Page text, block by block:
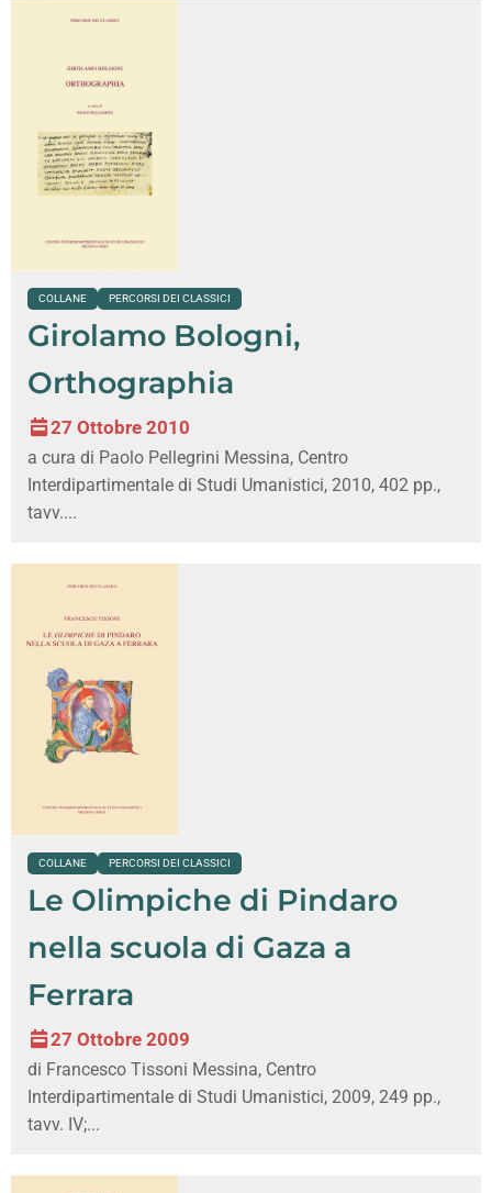
COLLANE PERCORSI DEI CLASSICI
Girolamo Bologni,
Orthographia
27 Ottobre 2010
a cura di Paolo Pellegrini Messina, Centro
Interdipartimentale di Studi Umanistici, 2010, 402 pp.,
tavv....
COLLANE PERCORSI DEI CLASSICI
Le Olimpiche di Pindaro
nella scuola di Gaza a
Ferrara
27 Ottobre 2009
di Francesco Tissoni Messina, Centro
Interdipartimentale di Studi Umanistici, 2009, 249 pp.,
tavv. IV;...